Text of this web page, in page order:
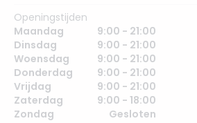
Openingstijden
Maandag
9:00 - 21:00
Dinsdag
9:00 - 21:00
Woensdag
9:00 - 21:00
Donderdag
9:00 - 21:00
Vrijdag
9:00 - 21:00
Zaterdag
9:00 - 18:00
Zondag
Gesloten